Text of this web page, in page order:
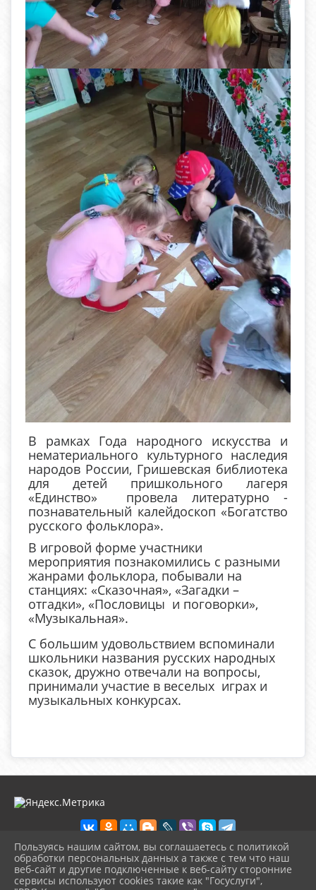
В рамках Года народного искусства и
нематериального культурного наследия
народов России, Гришевская библиотека
для детей пришкольного лагеря
«Единство» провела литературно -
познавательный калейдоскоп «Богатство
русского фольклора».
В игровой форме участники
мероприятия познакомились с разными
жанрами фольклора, побывали на
станциях: «Сказочная», «Загадки –
отгадки», «Пословицы и поговорки»,
«Музыкальная».
С большим удовольствием вспоминали
школьники названия русских народных
сказок, дружно отвечали на вопросы,
принимали участие в веселых играх и
музыкальных конкурсах.
2026 г. biblioteka-city.ru
Вход
Пользуясь нашим сайтом, вы соглашаетесь с политикой
обработки персональных данных а также с тем что наш
веб-сайт и другие подключенные к веб-сайту сторонние
сервисы используют cookies такие как "Госуслуги",